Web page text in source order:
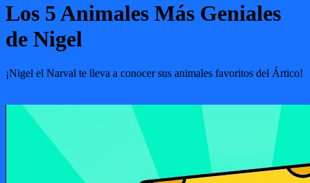
Los 5 Animales Más Geniales
de Nigel
¡Nigel el Narval te lleva a conocer sus animales favoritos del Ártico!